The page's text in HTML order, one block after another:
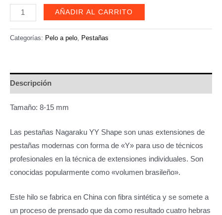
precio
original
$
precio
actual
$
Pestañas
YY
0.07C
15mm
nagaraku
4358
cantidad
AÑADIR AL CARRITO
Categorías: Pelo a pelo, Pestañas
Descripción
Tamaño: 8-15 mm
Las pestañas Nagaraku YY Shape son unas extensiones de
pestañas modernas con forma de «Y» para uso de técnicos
profesionales en la técnica de extensiones individuales. Son
conocidas popularmente como «volumen brasileño».
Este hilo se fabrica en China con fibra sintética y se somete a
un proceso de prensado que da como resultado cuatro hebras